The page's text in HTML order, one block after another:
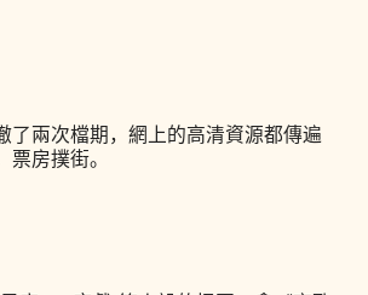
了兩次檔期，網上的高清資源都傳遍
房撲街。